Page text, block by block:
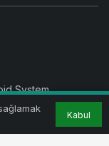
Kabul
System